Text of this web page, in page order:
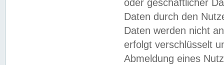
oder geschäftlicher
Daten durch den
Daten werden nicht
erfolgt verschlüsselt
Abmeldung eines